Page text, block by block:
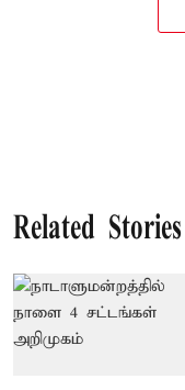
Related Stories